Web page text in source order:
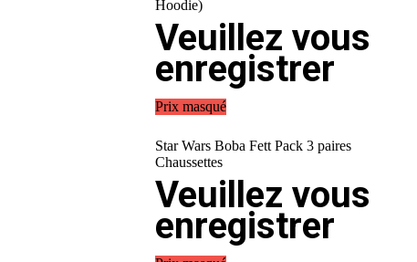
Hoodie)
Veuillez vous
enregistrer
Prix masqué
Star Wars Boba Fett Pack 3 paires
Chaussettes
Veuillez vous
enregistrer